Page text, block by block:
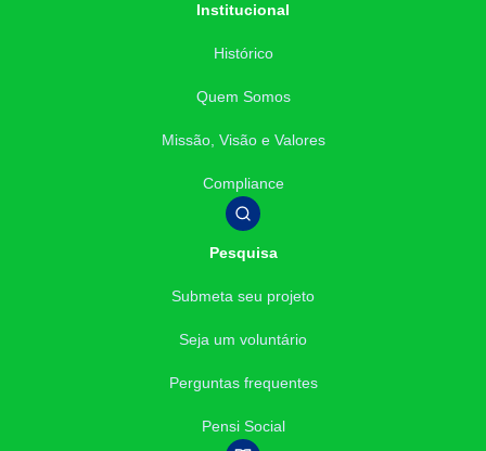
Institucional
Histórico
Quem Somos
Missão, Visão e Valores
Compliance
Pesquisa
Submeta seu projeto
Seja um voluntário
Perguntas frequentes
Pensi Social